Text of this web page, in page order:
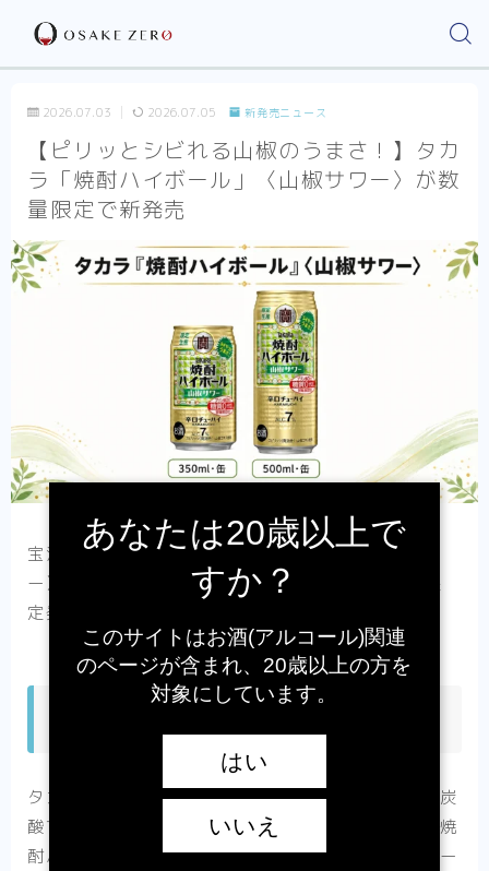
2026.07.03 2026.07.05 新発売ニュース
【ピリッとシビれる山椒のうまさ！】タカ
ラ「焼酎ハイボール」〈山椒サワー〉が数
量限定で新発売
宝酒造は、タカラ「焼酎ハイボール」〈山椒サワ
ー〉を、2026年7月14日（火）より全国で数量限
定発売すると発表しました。
タカラ「焼酎ハイボール」〈山椒サワー〉は、強炭
酸でキレ味爽快な辛口の味わいが特徴のタカラ「焼
酎ハイボール」から登場する、数量限定の新フレー
あなたは20歳以上で
すか？
このサイトはお酒(アルコール)関連
のページが含まれ、20歳以上の方を
対象にしています。
はい
いいえ